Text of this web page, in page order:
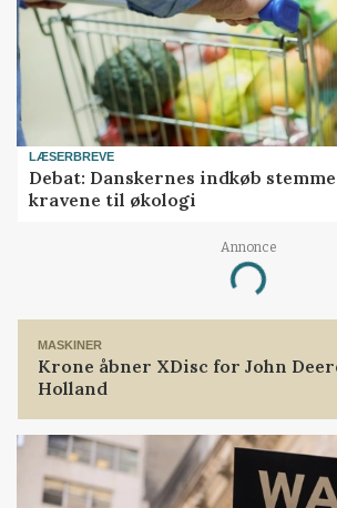
LÆSERBREVE
Debat: Danskernes indkøb
kravene til økologi
Annonce
Loading...
MASKINER
Krone åbner XDisc for John
Holland